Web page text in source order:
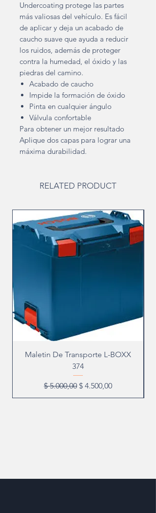
Undercoating protege las partes
más valiosas del vehículo. Es fácil
de aplicar y deja un acabado de
caucho suave que ayuda a reducir
los ruidos, además de proteger
contra la humedad, el óxido y las
piedras del camino.
Acabado de caucho
Impide la formación de óxido
Pinta en cualquier ángulo
Válvula confortable
Para obtener un mejor resultado
Aplique dos capas para lograr una
máxima durabilidad.
RELATED PRODUCT
Maletin De Transporte L-BOXX
374
Precio
$ 5.000,00 Precio de oferta
$ 4.500,00